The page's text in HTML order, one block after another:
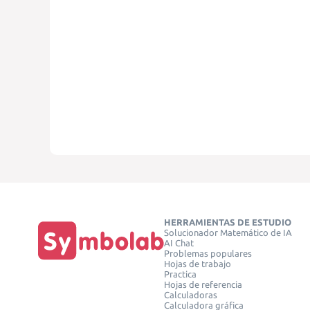
HERRAMIENTAS DE ESTUDIO
Solucionador Matemático de IA
AI Chat
Problemas populares
Hojas de trabajo
Practica
Hojas de referencia
Calculadoras
Calculadora gráfica